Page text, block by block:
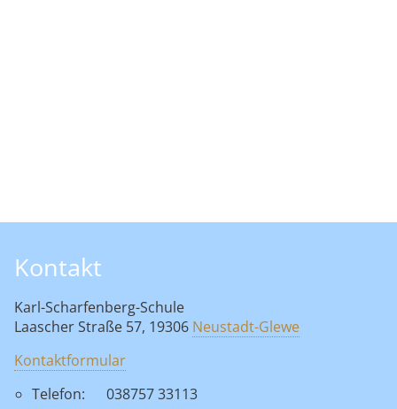
Kontakt
Karl-Scharfenberg-Schule
Laascher Straße 57, 19306 Neustadt-Glewe
Kontaktformular
Telefon:
038757 33113